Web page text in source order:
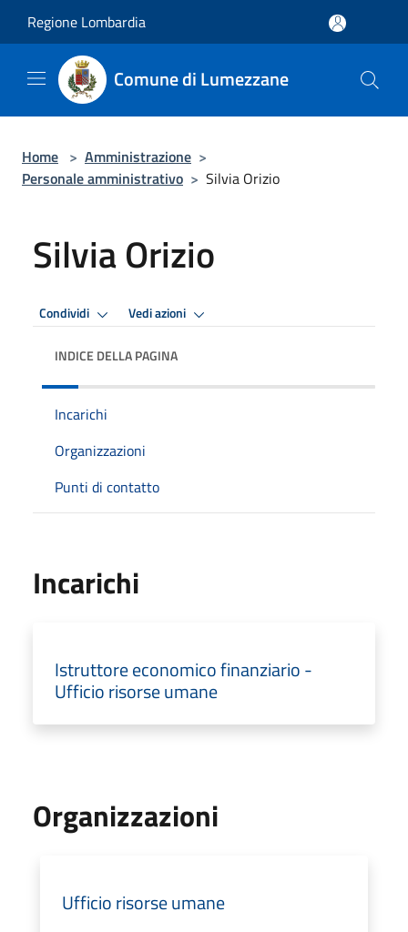
Regione Lombardia
Comune di Lumezzane
Home > Amministrazione >
Personale amministrativo > Silvia Orizio
Silvia Orizio
Condividi Vedi azioni
INDICE DELLA PAGINA
Incarichi
Organizzazioni
Punti di contatto
Incarichi
Istruttore economico finanziario -
Ufficio risorse umane
Organizzazioni
Ufficio risorse umane